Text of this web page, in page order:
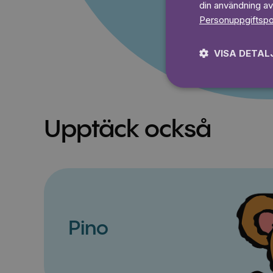
Upptäck också
Pino
din användning
VISA